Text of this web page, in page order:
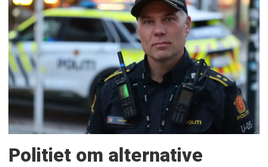
Politiet om alternative